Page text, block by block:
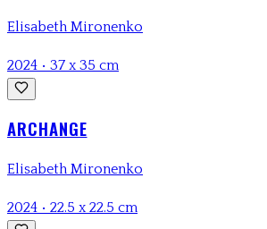
Elisabeth Mironenko
2024 • 37 x 35 cm
ARCHANGE
Elisabeth Mironenko
2024 • 22.5 x 22.5 cm